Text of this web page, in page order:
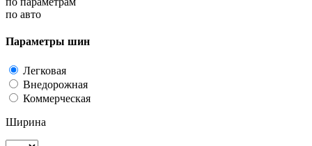
по авто
Параметры шин
Легковая
Внедорожная
Коммерческая
Ширина